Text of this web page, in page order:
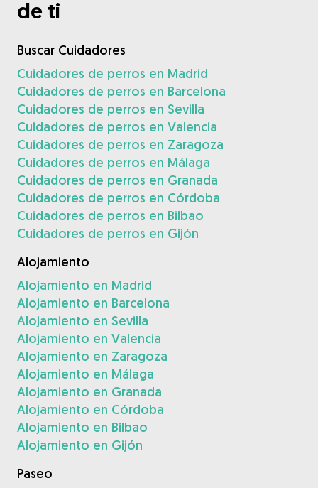
de ti
Buscar Cuidadores
Cuidadores de perros en Madrid
Cuidadores de perros en Barcelona
Cuidadores de perros en Sevilla
Cuidadores de perros en Valencia
Cuidadores de perros en Zaragoza
Cuidadores de perros en Málaga
Cuidadores de perros en Granada
Cuidadores de perros en Córdoba
Cuidadores de perros en Bilbao
Cuidadores de perros en Gijón
Alojamiento
Alojamiento en Madrid
Alojamiento en Barcelona
Alojamiento en Sevilla
Alojamiento en Valencia
Alojamiento en Zaragoza
Alojamiento en Málaga
Alojamiento en Granada
Alojamiento en Córdoba
Alojamiento en Bilbao
Alojamiento en Gijón
Paseo